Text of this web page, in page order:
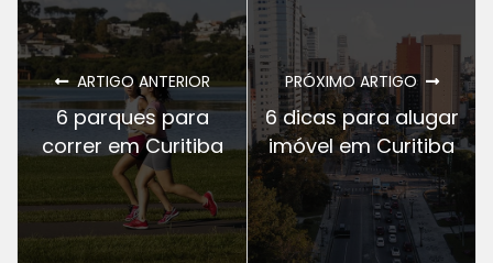
ARTIGO ANTERIOR
6 parques para
correr em Curitiba
PRÓXIMO ARTIGO
6 dicas para alugar
imóvel em Curitiba